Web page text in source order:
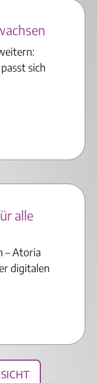
sich
alle
– Atoria
digitalen